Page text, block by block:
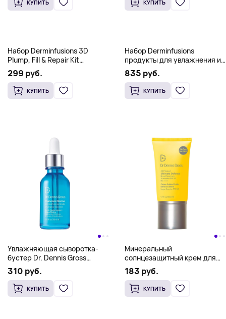
КУПИТЬ КУПИТЬ
Набор Derminfusions 3D
Plump, Fill & Repair Kit
(средство для губ, сыворотка
и маска для глаз) Dr Dennis
Gross
299 руб.
КУПИТЬ
Набор Derminfusions
продукты для увлажнения и
придания упругости кожи Dr
Dennis Gross
835 руб.
КУПИТЬ
Увлажняющая сыворотка-
бустер Dr. Dennis Gross
Hyaluronic Marine Hydration
Booster, 30 мл
310 руб.
КУПИТЬ
Минеральный
солнцезащитный крем для
лица Dr. Dennis Gross (SPF 50,
100% Физические фильтры)
183 руб.
КУПИТЬ